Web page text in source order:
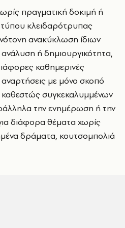
πραγματική δοκιμή ή
τύπου κλειδαρότρυπας
ανακύκλωση ίδιων
ή δημιουργικότητα,
καθημερινές
με μόνο σκοπό
συγκεκαλυμμένων
την ενημέρωση ή την
διάφορα θέματα χωρίς
δράματα, κουτσομπολιά